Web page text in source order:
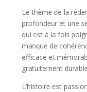
Le thème de la
profondeur et une
qui est à la fois
manque de
efficace et
gratuitement
L’histoire est